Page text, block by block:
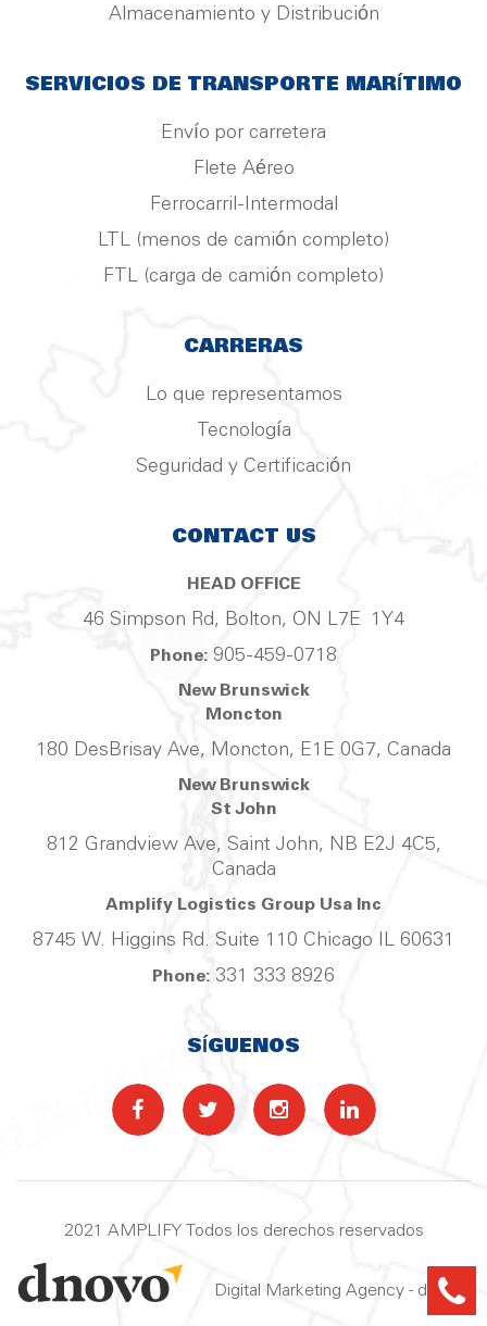
SÍGUENOS
Almacenamiento y Distribución
SERVICIOS DE TRANSPORTE MARÍTIMO
Envío por carretera
Flete Aéreo
Ferrocarril-Intermodal
LTL (menos de camión completo)
FTL (carga de camión completo)
CARRERAS
Lo que representamos
Tecnología
Seguridad y Certificación
CONTACT US
HEAD OFFICE
46 Simpson Rd, Bolton, ON L7E 1Y4
Phone: 905-459-0718
New Brunswick
Moncton
180 DesBrisay Ave, Moncton, E1E 0G7, Canada
New Brunswick
St John
812 Grandview Ave, Saint John, NB E2J 4C5,
Canada
Amplify Logistics Group Usa Inc
8745 W. Higgins Rd. Suite 110 Chicago IL 60631
Phone: 331 333 8926
2021 AMPLIFY Todos los derechos reservados
Digital Marketing Agency - dNovo